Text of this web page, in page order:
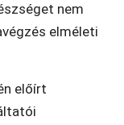
nem
elméleti
előírt